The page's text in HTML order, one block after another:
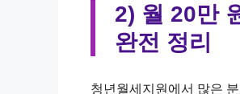
2) 월 20만
완전 정리
청년월세지원에서 많은